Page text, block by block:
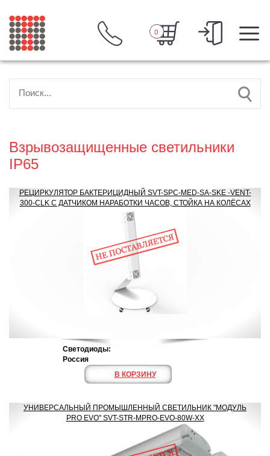
0
Взрывозащищенные светильники
IP65
РЕЦИРКУЛЯТОР БАКТЕРИЦИДНЫЙ SVT-SPC-MED-SA-SKE -VENT-
300-CLK С ДАТЧИКОМ НАРАБОТКИ ЧАСОВ, СТОЙКА НА КОЛЁСАХ
Светодиоды:
Россия
В КОРЗИНУ
УНИВЕРСАЛЬНЫЙ ПРОМЫШЛЕННЫЙ СВЕТИЛЬНИК "МОДУЛЬ
PRO EVO" SVT-STR-MPRO-EVO-80W-XX